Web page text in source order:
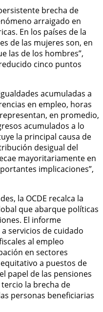
brecha de
arraigado en
En los países de la
de las mujeres son, en
las de los hombres”,
cinco puntos
acumuladas a
en empleo, horas
en promedio,
acumulados a lo
la principal causa de
desigual del
mayoritariamente en
implicaciones”,
la OCDE recalca la
que abarque políticas
El informe
servicios de cuidado
al empleo
en sectores
a puestos de
papel de las pensiones
la brecha de
personas beneficiarias